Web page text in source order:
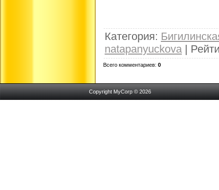
Категория:
natapanyuckova |
Всего комментариев: 0
Copyright MyCorp © 2026